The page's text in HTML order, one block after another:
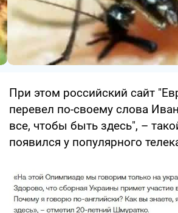
При этом российский сайт
перевел по-своему слова
все, чтобы быть здесь", –
появился у популярного